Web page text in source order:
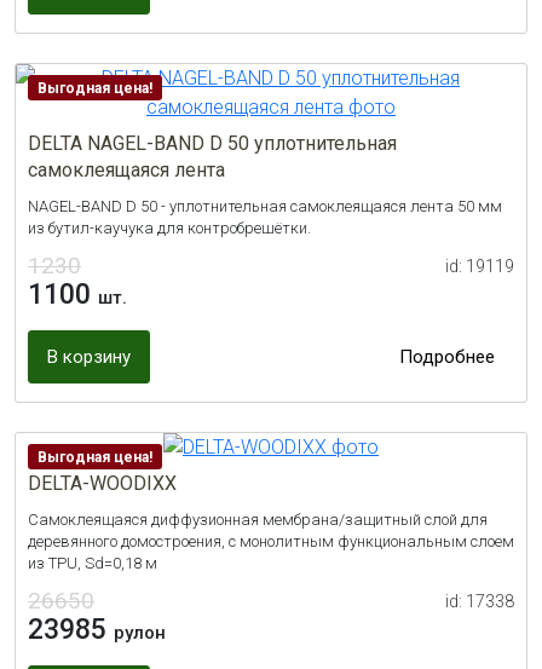
Выгодная цена!
DELTA NAGEL-BAND D 50 уплотнительная
самоклеящаяся лента
NAGEL-BAND D 50 - уплотнительная самоклеящаяся лента 50 мм
из бутил-каучука для контробрешётки.
1230
1100 шт.
id: 19119
В корзину Подробнее
Выгодная цена!
DELTA-WOODIXX
Самоклеящаяся диффузионная мембрана/защитный слой для
деревянного домостроения, с монолитным функциональным слоем
из TPU, Sd=0,18 м
26650
23985 рулон
id: 17338